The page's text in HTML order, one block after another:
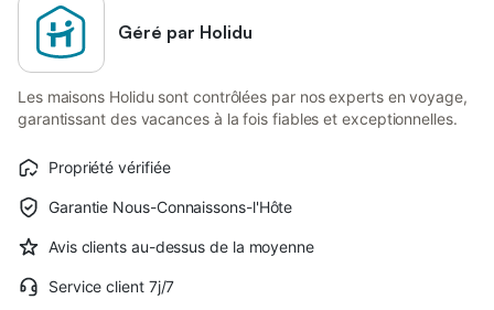
Géré par Holidu
Les maisons Holidu sont contrôlées par nos experts en voyage,
garantissant des vacances à la fois fiables et exceptionnelles.
Propriété vérifiée
Garantie Nous-Connaissons-l'Hôte
Avis clients au-dessus de la moyenne
Service client 7j/7